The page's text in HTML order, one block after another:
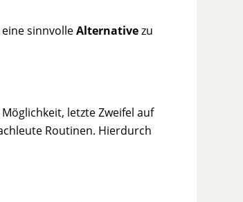
eine sinnvolleAlternativezu
letzte Zweifel auf
Routinen. Hierdurch